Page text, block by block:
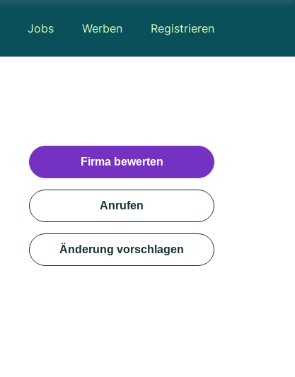
Jobs Werben Registrieren
Firma bewerten
Anrufen
Änderung vorschlagen